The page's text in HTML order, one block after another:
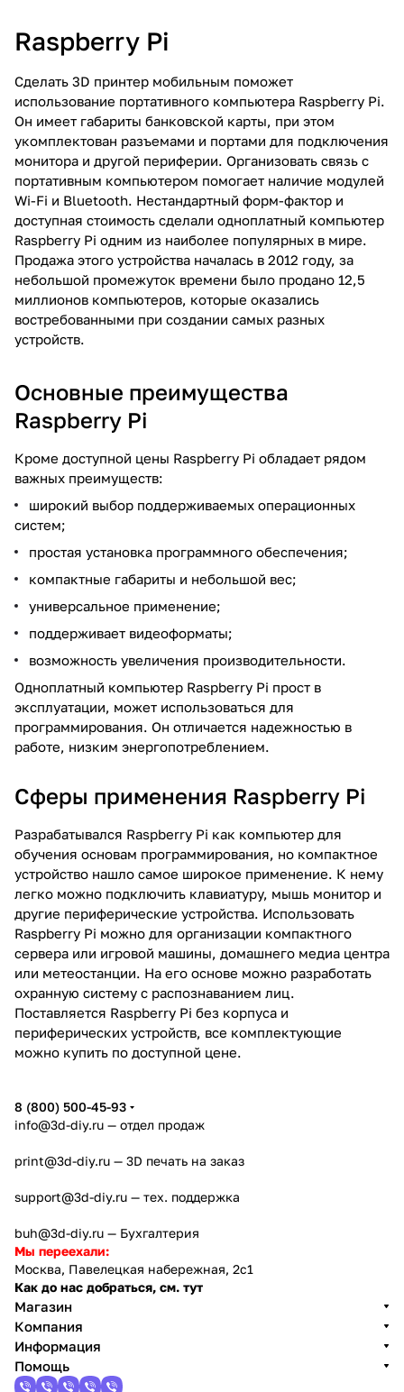
Raspberry Pi
Сделать 3D принтер мобильным поможет
использование портативного компьютера Raspberry Pi.
Он имеет габариты банковской карты, при этом
укомплектован разъемами и портами для подключения
монитора и другой периферии. Организовать связь с
портативным компьютером помогает наличие модулей
Wi-Fi и Bluetooth. Нестандартный форм-фактор и
доступная стоимость сделали одноплатный компьютер
Raspberry Pi одним из наиболее популярных в мире.
Продажа этого устройства началась в 2012 году, за
небольшой промежуток времени было продано 12,5
миллионов компьютеров, которые оказались
востребованными при создании самых разных
устройств.
Основные преимущества
Raspberry Pi
Кроме доступной цены Raspberry Pi обладает рядом
важных преимуществ:
широкий выбор поддерживаемых операционных
систем;
простая установка программного обеспечения;
компактные габариты и небольшой вес;
универсальное применение;
поддерживает видеоформаты;
возможность увеличения производительности.
Одноплатный компьютер Raspberry Pi прост в
эксплуатации, может использоваться для
программирования. Он отличается надежностью в
работе, низким энергопотреблением.
Сферы применения Raspberry Pi
Разрабатывался Raspberry Pi как компьютер для
обучения основам программирования, но компактное
устройство нашло самое широкое применение. К нему
легко можно подключить клавиатуру, мышь монитор и
другие периферические устройства. Использовать
Raspberry Pi можно для организации компактного
сервера или игровой машины, домашнего медиа центра
или метеостанции. На его основе можно разработать
охранную систему с распознаванием лиц.
Поставляется Raspberry Pi без корпуса и
периферических устройств, все комплектующие
можно купить по доступной цене.
8 (800) 500-45-93
info@3d-diy.ru — отдел продаж
print@3d-diy.ru — 3D печать на заказ
support@3d-diy.ru — тех. поддержка
buh@3d-diy.ru — Бухгалтерия
Мы переехали:
Москва, Павелецкая набережная, 2с1
Как до нас добраться, см. тут
Магазин
Компания
Информация
Помощь